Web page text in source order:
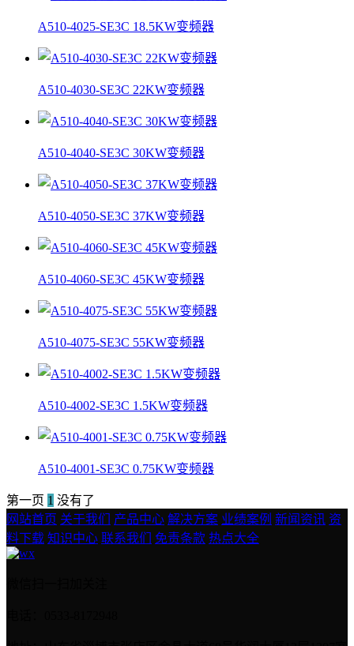
A510-4025-SE3C 18.5KW变频器
A510-4030-SE3C 22KW变频器
A510-4040-SE3C 30KW变频器
A510-4050-SE3C 37KW变频器
A510-4060-SE3C 45KW变频器
A510-4075-SE3C 55KW变频器
A510-4002-SE3C 1.5KW变频器
A510-4001-SE3C 0.75KW变频器
第一页 1 没有了
网站首页 关于我们 产品中心 解决方案 业绩案例 新闻资讯 资
料下载 知识中心 联系我们 免责条款 热点大全